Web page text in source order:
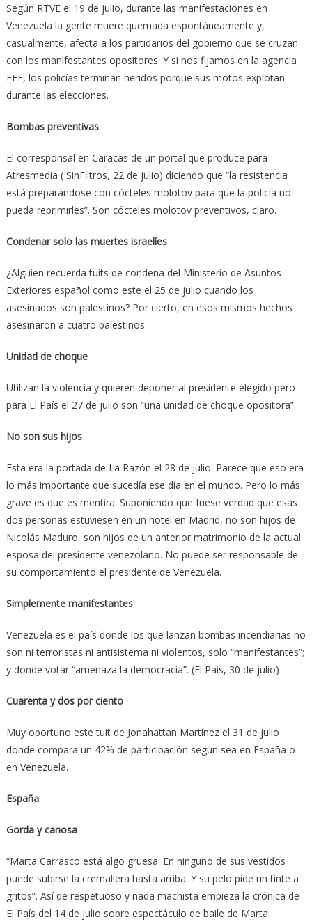
Según RTVE el 19 de julio, durante las manifestaciones en
Venezuela la gente muere quemada espontáneamente y,
casualmente, afecta a los partidarios del gobierno que se cruzan
con los manifestantes opositores. Y si nos fijamos en la agencia
EFE, los policías terminan heridos porque sus motos explotan
durante las elecciones.
Bombas preventivas
El corresponsal en Caracas de un portal que produce para
Atresmedia ( SinFiltros, 22 de julio) diciendo que “la resistencia
está preparándose con cócteles molotov para que la policía no
pueda reprimirles”. Son cócteles molotov preventivos, claro.
Condenar solo las muertes israelíes
¿Alguien recuerda tuits de condena del Ministerio de Asuntos
Exteriores español como este el 25 de julio cuando los
asesinados son palestinos? Por cierto, en esos mismos hechos
asesinaron a cuatro palestinos.
Unidad de choque
Utilizan la violencia y quieren deponer al presidente elegido pero
para El País el 27 de julio son “una unidad de choque opositora”.
No son sus hijos
Esta era la portada de La Razón el 28 de julio. Parece que eso era
lo más importante que sucedía ese día en el mundo. Pero lo más
grave es que es mentira. Suponiendo que fuese verdad que esas
dos personas estuviesen en un hotel en Madrid, no son hijos de
Nicolás Maduro, son hijos de un anterior matrimonio de la actual
esposa del presidente venezolano. No puede ser responsable de
su comportamiento el presidente de Venezuela.
Simplemente manifestantes
Venezuela es el país donde los que lanzan bombas incendiarias no
son ni terroristas ni antisistema ni violentos, solo “manifestantes”;
y donde votar “amenaza la democracia”. (El País, 30 de julio)
Cuarenta y dos por ciento
Muy oportuno este tuit de Jonahattan Martínez el 31 de julio
donde compara un 42% de participación según sea en España o
en Venezuela.
España
Gorda y canosa
“Marta Carrasco está algo gruesa. En ninguno de sus vestidos
puede subirse la cremallera hasta arriba. Y su pelo pide un tinte a
gritos”. Así de respetuoso y nada machista empieza la crónica de
El País del 14 de julio sobre espectáculo de baile de Marta